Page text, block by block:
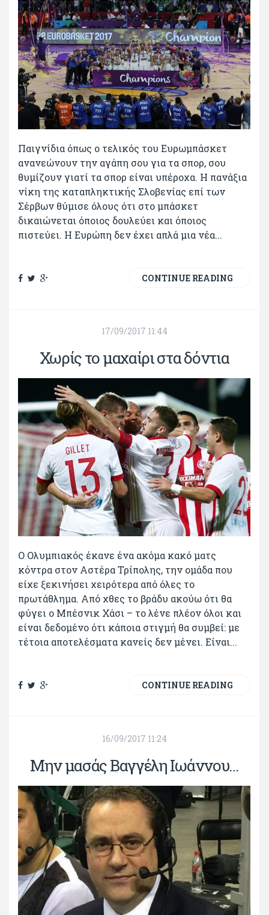
Παιγνίδια όπως ο τελικός του Ευρωμπάσκετ
ανανεώνουν την αγάπη σου για τα σπορ, σου
θυμίζουν γιατί τα σπορ είναι υπέροχα. Η πανάξια
νίκη της καταπληκτικής Σλοβενίας επί των
Σέρβων θύμισε όλους ότι στο μπάσκετ
δικαιώνεται όποιος δουλεύει και όποιος
πιστεύει. Η Ευρώπη δεν έχει απλά μια νέα...
CONTINUE READING
17/09/2017 11:44
Χωρίς το μαχαίρι στα δόντια
Ο Ολυμπιακός έκανε ένα ακόμα κακό ματς
κόντρα στον Αστέρα Τρίπολης, την ομάδα που
είχε ξεκινήσει χειρότερα από όλες το
πρωτάθλημα. Από χθες το βράδυ ακούω ότι θα
φύγει ο Μπέσνικ Χάσι – το λένε πλέον όλοι και
είναι δεδομένο ότι κάποια στιγμή θα συμβεί: με
τέτοια αποτελέσματα κανείς δεν μένει. Είναι...
CONTINUE READING
16/09/2017 11:24
Μην μασάς Βαγγέλη Ιωάννου…